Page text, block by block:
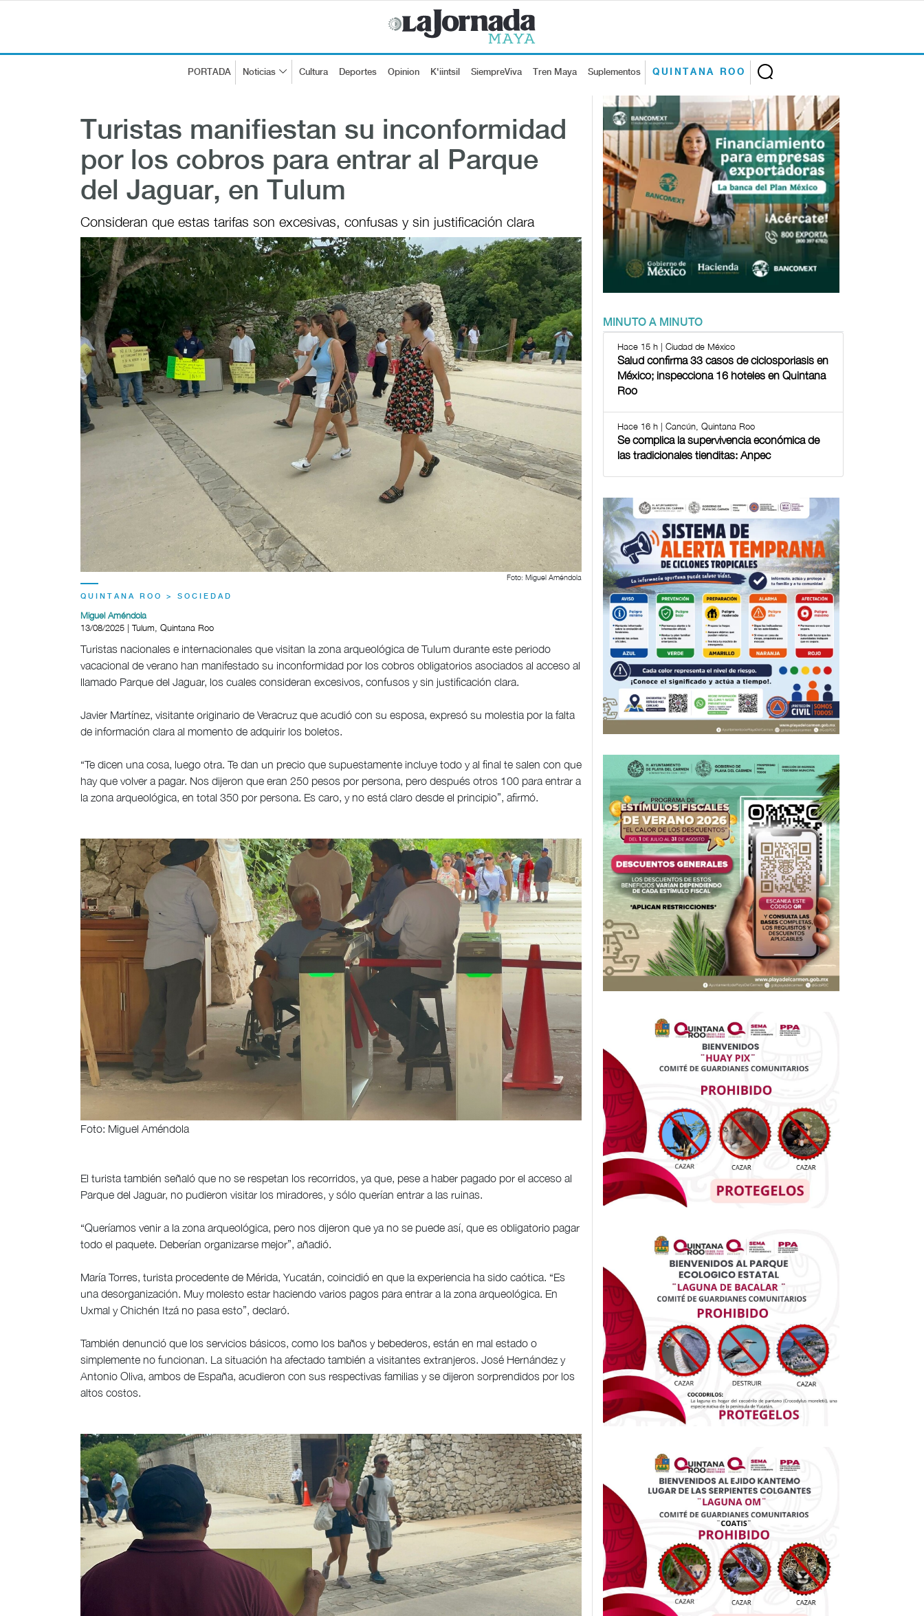
PORTADA Noticias Cultura Deportes Opinion K'iintsil SiempreViva Tren Maya Suplementos QUINTANA ROO
Turistas manifiestan su inconformidad
por los cobros para entrar al Parque
del Jaguar, en Tulum
Consideran que estas tarifas son excesivas, confusas y sin justificación clara
Foto: Miguel Améndola
QUINTANA ROO > SOCIEDAD
Miguel Améndola
13/08/2025 | Tulum, Quintana Roo
Turistas nacionales e internacionales que visitan la zona arqueológica de Tulum durante este periodo
vacacional de verano han manifestado su inconformidad por los cobros obligatorios asociados al acceso al
llamado Parque del Jaguar, los cuales consideran excesivos, confusos y sin justificación clara.
Javier Martínez, visitante originario de Veracruz que acudió con su esposa, expresó su molestia por la falta
de información clara al momento de adquirir los boletos.
“Te dicen una cosa, luego otra. Te dan un precio que supuestamente incluye todo y al final te salen con que
hay que volver a pagar. Nos dijeron que eran 250 pesos por persona, pero después otros 100 para entrar a
la zona arqueológica, en total 350 por persona. Es caro, y no está claro desde el principio”, afirmó.
Foto: Miguel Améndola
El turista también señaló que no se respetan los recorridos, ya que, pese a haber pagado por el acceso al
Parque del Jaguar, no pudieron visitar los miradores, y sólo querían entrar a las ruinas.
“Queríamos venir a la zona arqueológica, pero nos dijeron que ya no se puede así, que es obligatorio pagar
todo el paquete. Deberían organizarse mejor”, añadió.
María Torres, turista procedente de Mérida, Yucatán, coincidió en que la experiencia ha sido caótica. “Es
una desorganización. Muy molesto estar haciendo varios pagos para entrar a la zona arqueológica. En
Uxmal y Chichén Itzá no pasa esto”, declaró.
También denunció que los servicios básicos, como los baños y bebederos, están en mal estado o
simplemente no funcionan. La situación ha afectado también a visitantes extranjeros. José Hernández y
Antonio Oliva, ambos de España, acudieron con sus respectivas familias y se dijeron sorprendidos por los
altos costos.
MINUTO A MINUTO
Hace 15 h | Ciudad de México
Salud confirma 33 casos de ciclosporiasis en
México; inspecciona 16 hoteles en Quintana
Roo
Hace 16 h | Cancún, Quintana Roo
Se complica la supervivencia económica de
las tradicionales tienditas: Anpec